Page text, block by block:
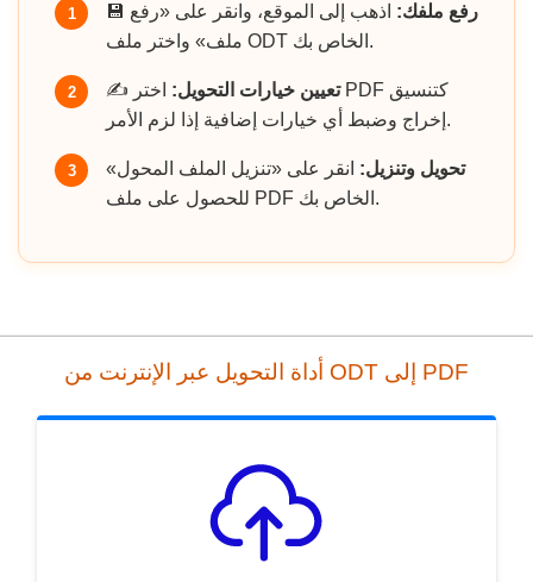
1 💾 رفع ملفك: اذهب إلى الموقع، وانقر على «رفع
ملف» واختر ملف ODT الخاص بك.
2 ✍️ تعيين خيارات التحويل: اختر PDF كتنسيق
إخراج وضبط أي خيارات إضافية إذا لزم الأمر.
3 تحويل وتنزيل: انقر على «تنزيل الملف المحول»
للحصول على ملف PDF الخاص بك.
أداة التحويل عبر الإنترنت من ODT إلى PDF